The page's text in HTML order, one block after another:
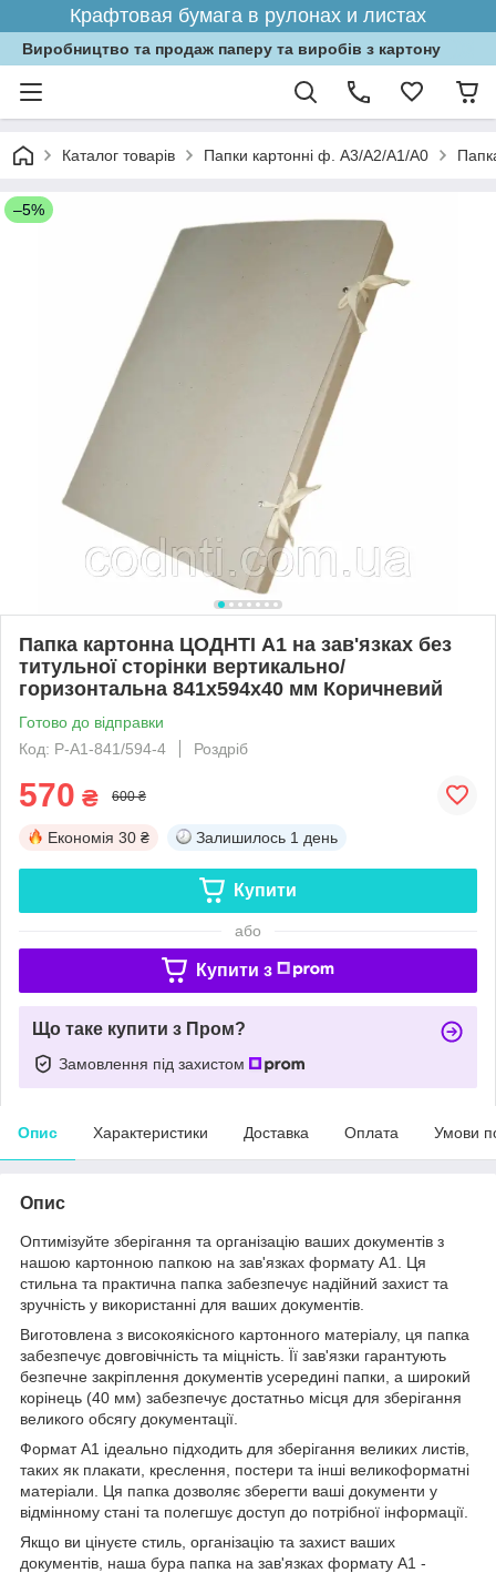
Крафтовая бумага в рулонах и листах
Виробництво та продаж паперу та виробів з картону
Каталог товарів Папки картонні ф. А3/А2/А1/А0
–5%
Папка картонна ЦОДНТІ А1 на зав'язках без
титульної сторінки вертикально/
горизонтальна 841х594х40 мм Коричневий
Готово до відправки
Код: P-А1-841/594-4
Роздріб
570 ₴ 600 ₴
Економія 30 ₴ Залишилось 1 день
Купити
або
Купити з
Що таке купити з Пром?
Замовлення під захистом
Опис Характеристики Доставка Оплата Умови
Опис
Оптимізуйте зберігання та організацію ваших документів з
нашою картонною папкою на зав'язках формату А1. Ця
стильна та практична папка забезпечує надійний захист та
зручність у використанні для ваших документів.
Виготовлена з високоякісного картонного матеріалу, ця папка
забезпечує довговічність та міцність. Її зав'язки гарантують
безпечне закріплення документів усередині папки, а широкий
корінець (40 мм) забезпечує достатньо місця для зберігання
великого обсягу документації.
Формат А1 ідеально підходить для зберігання великих листів,
таких як плакати, креслення, постери та інші великоформатні
матеріали. Ця папка дозволяє зберегти ваші документи у
відмінному стані та полегшує доступ до потрібної інформації.
Якщо ви цінуєте стиль, організацію та захист ваших
документів, наша бура папка на зав'язках формату А1 -